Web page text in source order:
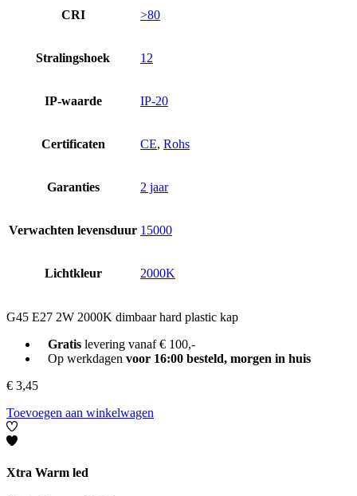
CRI >80
Stralingshoek 12
IP-waarde IP-20
Certificaten CE, Rohs
Garanties 2 jaar
Verwachten levensduur 15000
Lichtkleur 2000K
G45 E27 2W 2000K dimbaar hard plastic kap
Gratislevering vanaf € 100,-
Op werkdagen voor 16:00 besteld, morgen in huis
€ 3,45
Toevoegen aan winkelwagen
Xtra Warm led